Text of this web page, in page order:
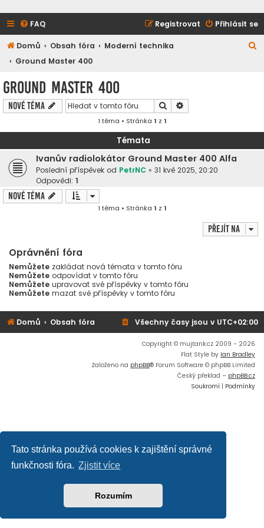
Tato stránka používá cookies k zajištění správné
funkčnosti fóra. Zjistit více
Rozumím
FAQ Přihlásit se
Registrovat
Domů Obsah fóra
Moderní technika
Ground Master 400
Ground Master 400
Nové téma Hledat
1 téma • Stránka 1 z 1
Témata
Ivanův radiolokátor Ground Master 400 Alfa
Poslední příspěvek od PetrNC « 31 kvě 2025, 20:20
Odpovědi: 1
Nové téma
1 téma • Stránka 1 z 1
Přejít na
Oprávnění fóra
Nemůžete zakládat nová témata v tomto fóru
Nemůžete odpovídat v tomto fóru
Nemůžete upravovat své příspěvky v tomto fóru
Nemůžete mazat své příspěvky v tomto fóru
Domů Obsah fóra Všechny časy jsou v UTC+02:00
Copyright © mujtank.cz 2009 - 2026
Flat Style by Ian Bradley
Založeno na phpBB® Forum Software © phpBB Limited
Český překlad – phpBB.cz
Soukromí | Podmínky